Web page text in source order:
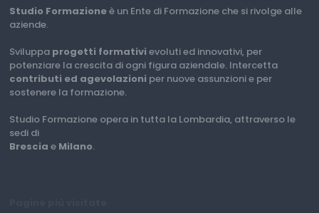
Studio Formazioneè un Ente di Formazione che si rivolge alle
aziende.
Sviluppa progetti formativi evoluti ed innovativi, per
potenziare la crescita di ogni figura aziendale. Intercetta
contributi ed agevolazioni per nuove assunzioni e per
sostenere la formazione.
Studio Formazione opera in tutta la Lombardia, attraverso le
sedi di
Brescia e Milano.